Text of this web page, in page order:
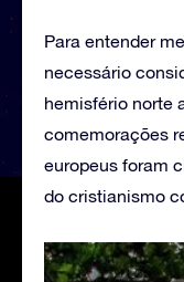
Para entender
necessário
hemisfério norte
comemorações
europeus foram
do cristianismo